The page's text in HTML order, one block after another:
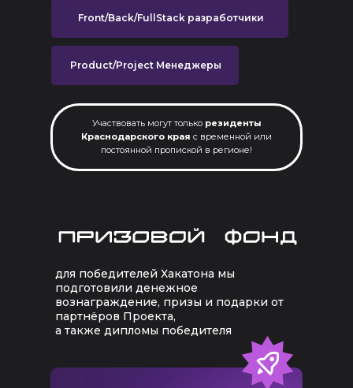
Product/Project Менеджеры
Front/Back/FullStack разработчики
Участвовать могут только резиденты
Краснодарского края с временной или
постоянной пропиской в регионе!
для победителей Хакатона мы
подготовили денежное
вознаграждение, призы и подарки от
партнёров Проекта,
а также дипломы победителя